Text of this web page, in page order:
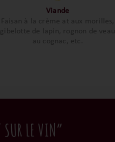
Viande
Faisan à la crème at aux morilles,
gibelotte de lapin, rognon de veau
au cognac, etc.
SUR LE VIN”